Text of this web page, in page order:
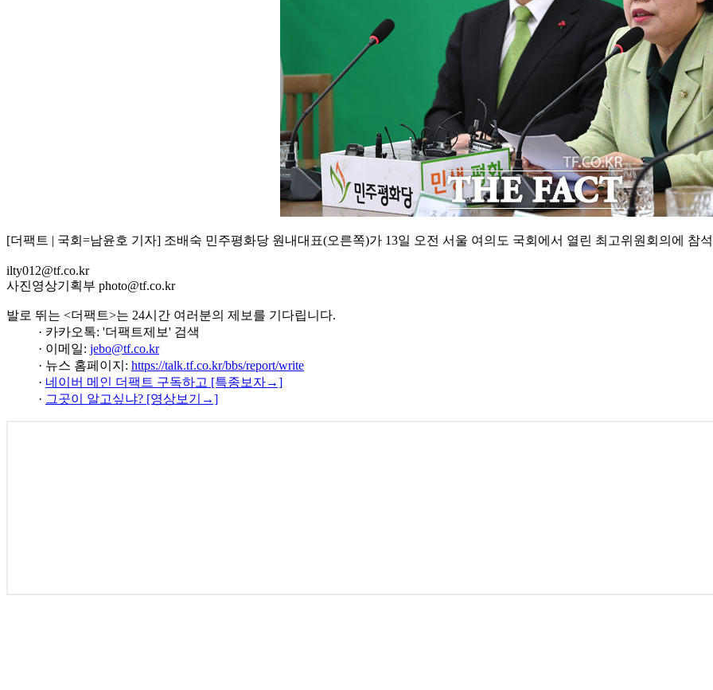
[더팩트 | 국회=남윤호 기자] 조배숙 민주평화당 원내대표(오른쪽)가 13일 오전 서울 여의도 국회에서 열린 최고위원회의에 참
ilty012@tf.co.kr
사진영상기획부 photo@tf.co.kr
발로 뛰는 <더팩트>는 24시간 여러분의 제보를 기다립니다.
· 카카오톡: '더팩트제보' 검색
· 이메일: jebo@tf.co.kr
· 뉴스 홈페이지: https://talk.tf.co.kr/bbs/report/write
· 네이버 메인 더팩트 구독하고 [특종보자→]
· 그곳이 알고싶냐? [영상보기→]